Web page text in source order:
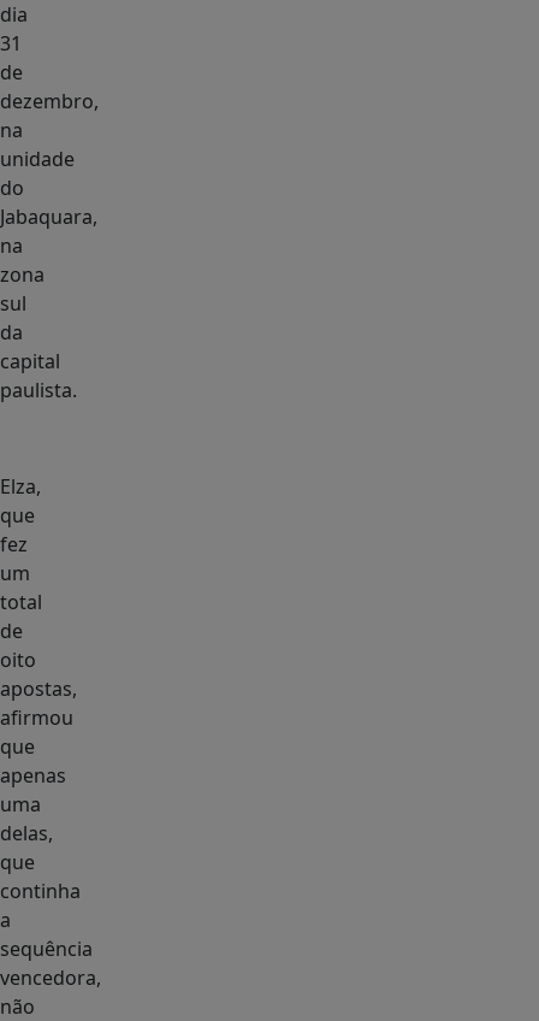
dia
31
de
dezembro,
na
unidade
do
Jabaquara,
na
zona
sul
da
capital
paulista.
Elza,
que
fez
um
total
de
oito
apostas,
afirmou
que
apenas
uma
delas,
que
continha
a
sequência
vencedora,
não